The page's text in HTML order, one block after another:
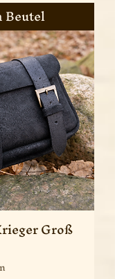
Beutel
Groß